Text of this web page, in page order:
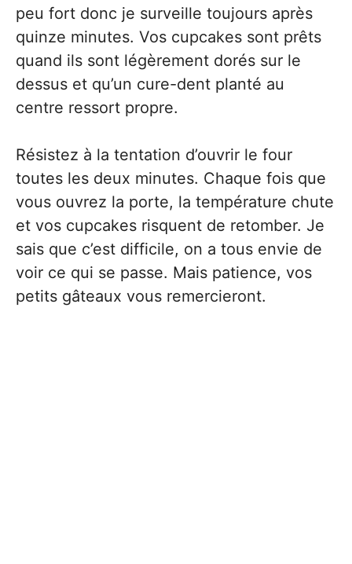
peu fort donc je surveille toujours après
quinze minutes. Vos cupcakes sont prêts
quand ils sont légèrement dorés sur le
dessus et qu’un cure-dent planté au
centre ressort propre.
Résistez à la tentation d’ouvrir le four
toutes les deux minutes. Chaque fois que
vous ouvrez la porte, la température chute
et vos cupcakes risquent de retomber. Je
sais que c’est difficile, on a tous envie de
voir ce qui se passe. Mais patience, vos
petits gâteaux vous remercieront.